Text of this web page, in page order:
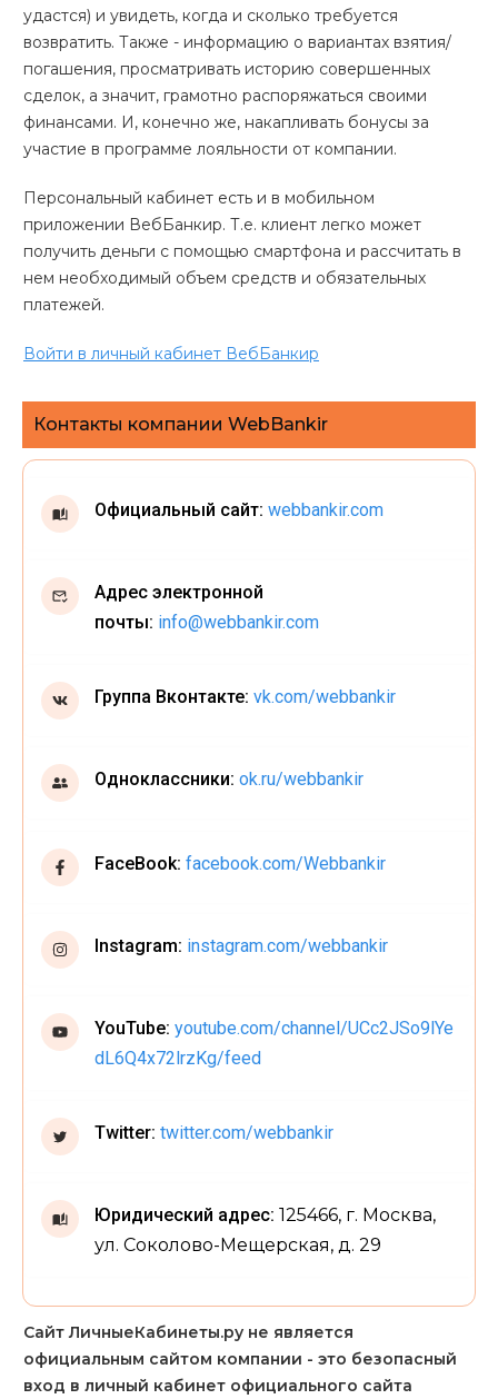
удастся) и увидеть, когда и сколько требуется
возвратить. Также - информацию о вариантах взятия/
погашения, просматривать историю совершенных
сделок, а значит, грамотно распоряжаться своими
финансами. И, конечно же, накапливать бонусы за
участие в программе лояльности от компании.
Персональный кабинет есть и в мобильном
приложении ВебБанкир. Т.е. клиент легко может
получить деньги с помощью смартфона и рассчитать в
нем необходимый объем средств и обязательных
платежей.
Войти в личный кабинет ВебБанкир
Контакты компании WebBankir
Официальный сайт: webbankir.com
Адрес электронной
почты: info@webbankir.com
Группа Вконтакте: vk.com/webbankir
Одноклассники: ok.ru/webbankir
FaceBook: facebook.com/Webbankir
Instagram: instagram.com/webbankir
YouTube: youtube.com/channel/UCc2JSo9lYe
dL6Q4x72lrzKg/feed
Twitter: twitter.com/webbankir
Юридический адрес: 125466, г. Москва,
ул. Соколово-Мещерская, д. 29
Сайт ЛичныеКабинеты.ру не является
официальным сайтом компании - это безопасный
вход в личный кабинет официального сайта